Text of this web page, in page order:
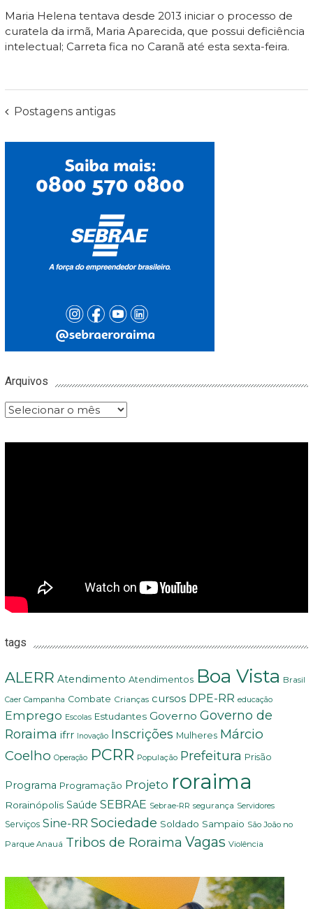
Maria Helena tentava desde 2013 iniciar o processo de
curatela da irmã, Maria Aparecida, que possui deficiência
intelectual; Carreta fica no Caranã até esta sexta-feira.
Navegação
Postagens antigas
Arquivos
Arquivos
tags
ALERR Atendimento Atendimentos Boa Vista Brasil
Caer Campanha Combate Crianças cursos DPE-RR educação
Emprego Escolas Estudantes Governo Governo de
Roraima ifrr Inovação Inscrições Mulheres Márcio
Coelho Operação PCRR População Prefeitura Prisão
Programa Programação Projeto roraima
Rorainópolis Saúde SEBRAE Sebrae-RR segurança Servidores
Serviços Sine-RR Sociedade Soldado Sampaio São João no
Parque Anauá Tribos de Roraima Vagas Violência